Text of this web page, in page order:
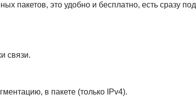
пакетов, это удобно и бесплатно, есть сразу под
связи.
в пакете (только IPv4).